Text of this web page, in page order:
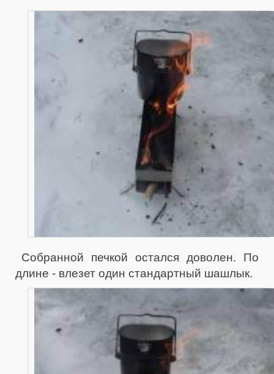
Собранной печкой остался доволен. По
длине - влезет один стандартный шашлык.